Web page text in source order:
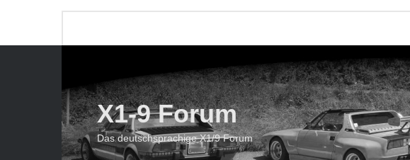
X1-9 Forum
Das deutschsprachige X1/9 Forum